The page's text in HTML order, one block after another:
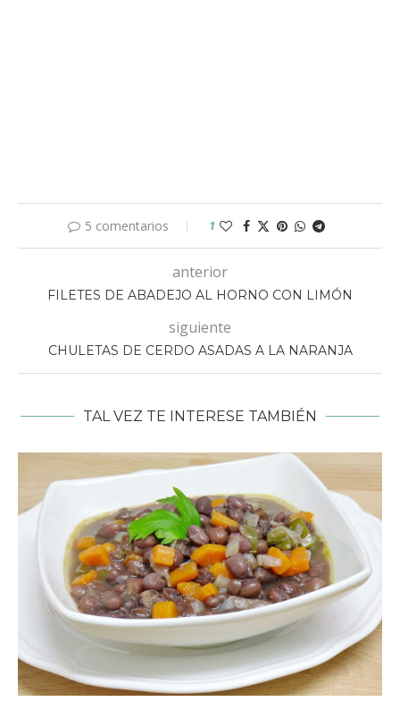
5 comentarios 1
anterior
FILETES DE ABADEJO AL HORNO CON LIMÓN
siguiente
CHULETAS DE CERDO ASADAS A LA NARANJA
TAL VEZ TE INTERESE TAMBIÉN